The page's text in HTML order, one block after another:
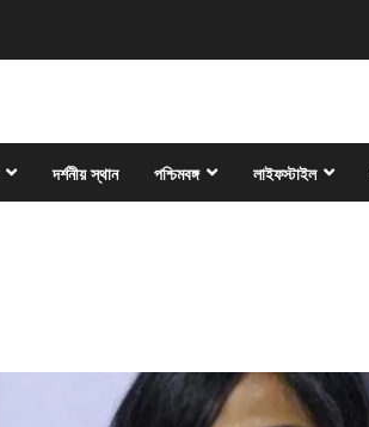
দর্শনীয় স্থান পশ্চিমবঙ্গ লাইফস্টাইল